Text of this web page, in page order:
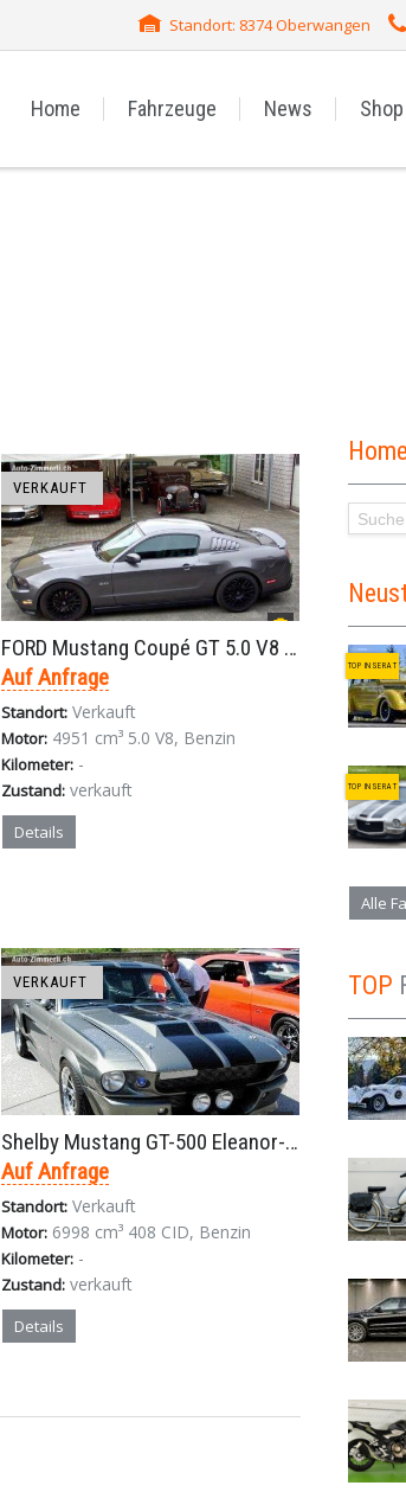
Standort: 8374 Oberwangen
Home Fahrzeuge News Shop
VERKAUFT
FORD Mustang Coupé GT 5.0 V8 418PS 6-Gang 2011
Auf Anfrage
Standort: Verkauft
Motor: 4951 cm³ 5.0 V8, Benzin
Kilometer: -
Zustand: verkauft
Details
VERKAUFT
Shelby Mustang GT-500 Eleanor-Clone 1967
Auf Anfrage
Standort: Verkauft
Motor: 6998 cm³ 408 CID, Benzin
Kilometer: -
Zustand: verkauft
Details
TOP INSERAT
TOP INSERAT
Alle
TOP